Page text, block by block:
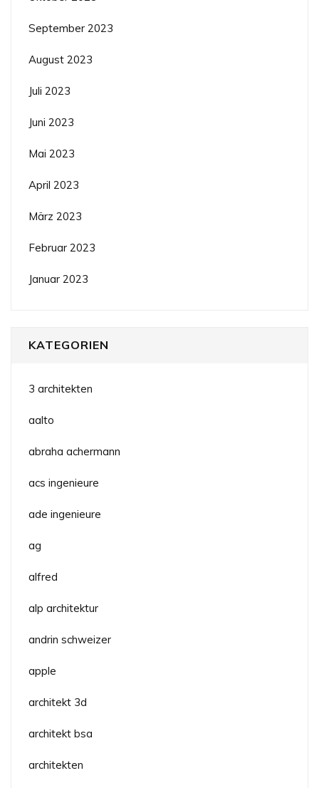
September 2023
August 2023
Juli 2023
Juni 2023
Mai 2023
April 2023
März 2023
Februar 2023
Januar 2023
KATEGORIEN
3 architekten
aalto
abraha achermann
acs ingenieure
ade ingenieure
ag
alfred
alp architektur
andrin schweizer
apple
architekt 3d
architekt bsa
architekten